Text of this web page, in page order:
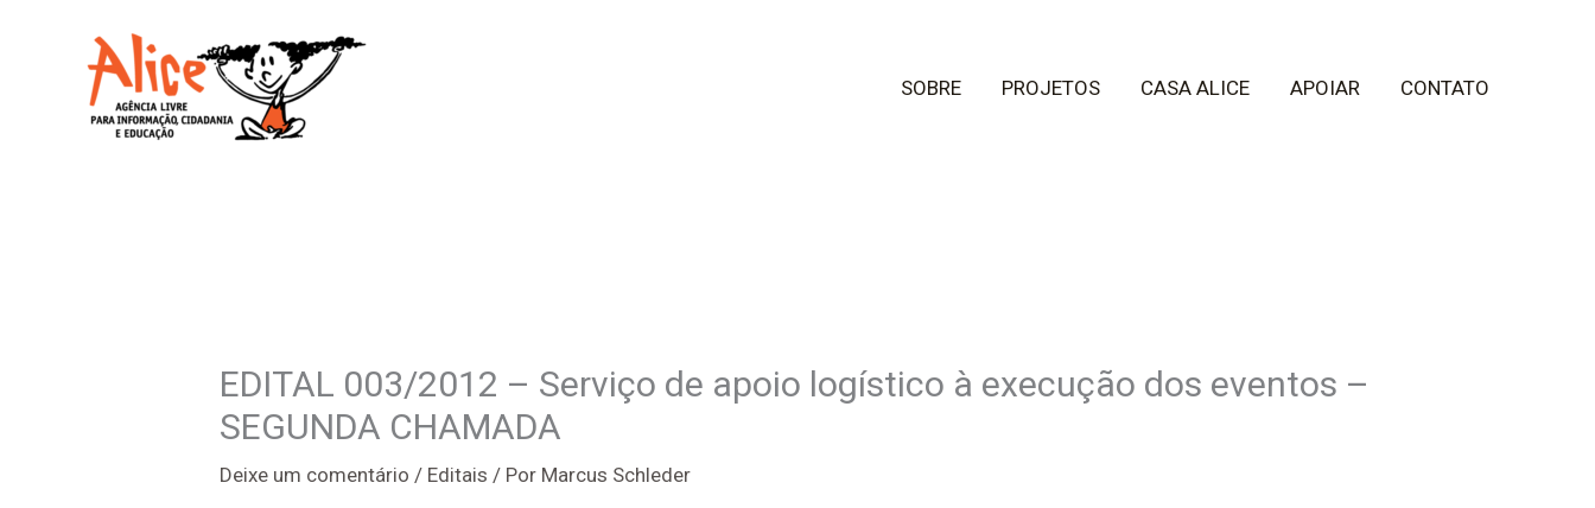
SOBRE PROJETOS CASA ALICE APOIAR CONTATO
EDITAL 003/2012 – Serviço de apoio logístico à execução dos eventos –
SEGUNDA CHAMADA
Deixe um comentário / Editais / Por Marcus Schleder